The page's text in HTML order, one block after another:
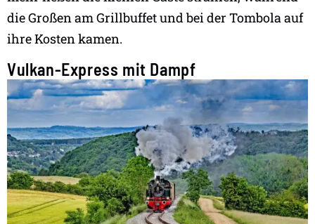
die Großen am Grillbuffet und bei der Tombola auf
ihre Kosten kamen.
Vulkan-Express mit Dampf